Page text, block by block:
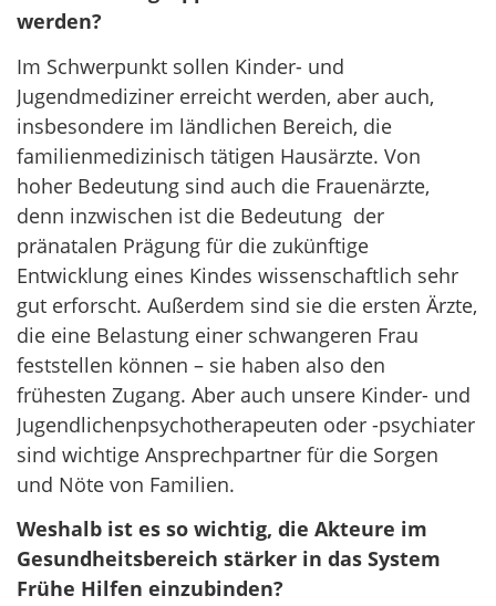
werden?
Im Schwerpunkt sollen Kinder- und
Jugendmediziner erreicht werden, aber auch,
insbesondere im ländlichen Bereich, die
familienmedizinisch tätigen Hausärzte. Von
hoher Bedeutung sind auch die Frauenärzte,
denn inzwischen ist die Bedeutung der
pränatalen Prägung für die zukünftige
Entwicklung eines Kindes wissenschaftlich sehr
gut erforscht. Außerdem sind sie die ersten Ärzte,
die eine Belastung einer schwangeren Frau
feststellen können – sie haben also den
frühesten Zugang. Aber auch unsere Kinder- und
Jugendlichenpsychotherapeuten oder -psychiater
sind wichtige Ansprechpartner für die Sorgen
und Nöte von Familien.
Weshalb ist es so wichtig, die Akteure im
Gesundheitsbereich stärker in das System
Frühe Hilfen einzubinden?